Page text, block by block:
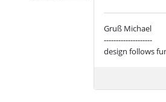
Gruß Michael
--------------------
design follows